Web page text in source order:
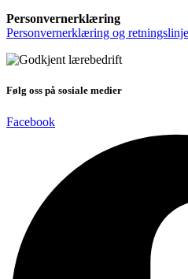
Personvernerklæring
Personvernerklæring og
Følg oss på sosiale medier
Facebook